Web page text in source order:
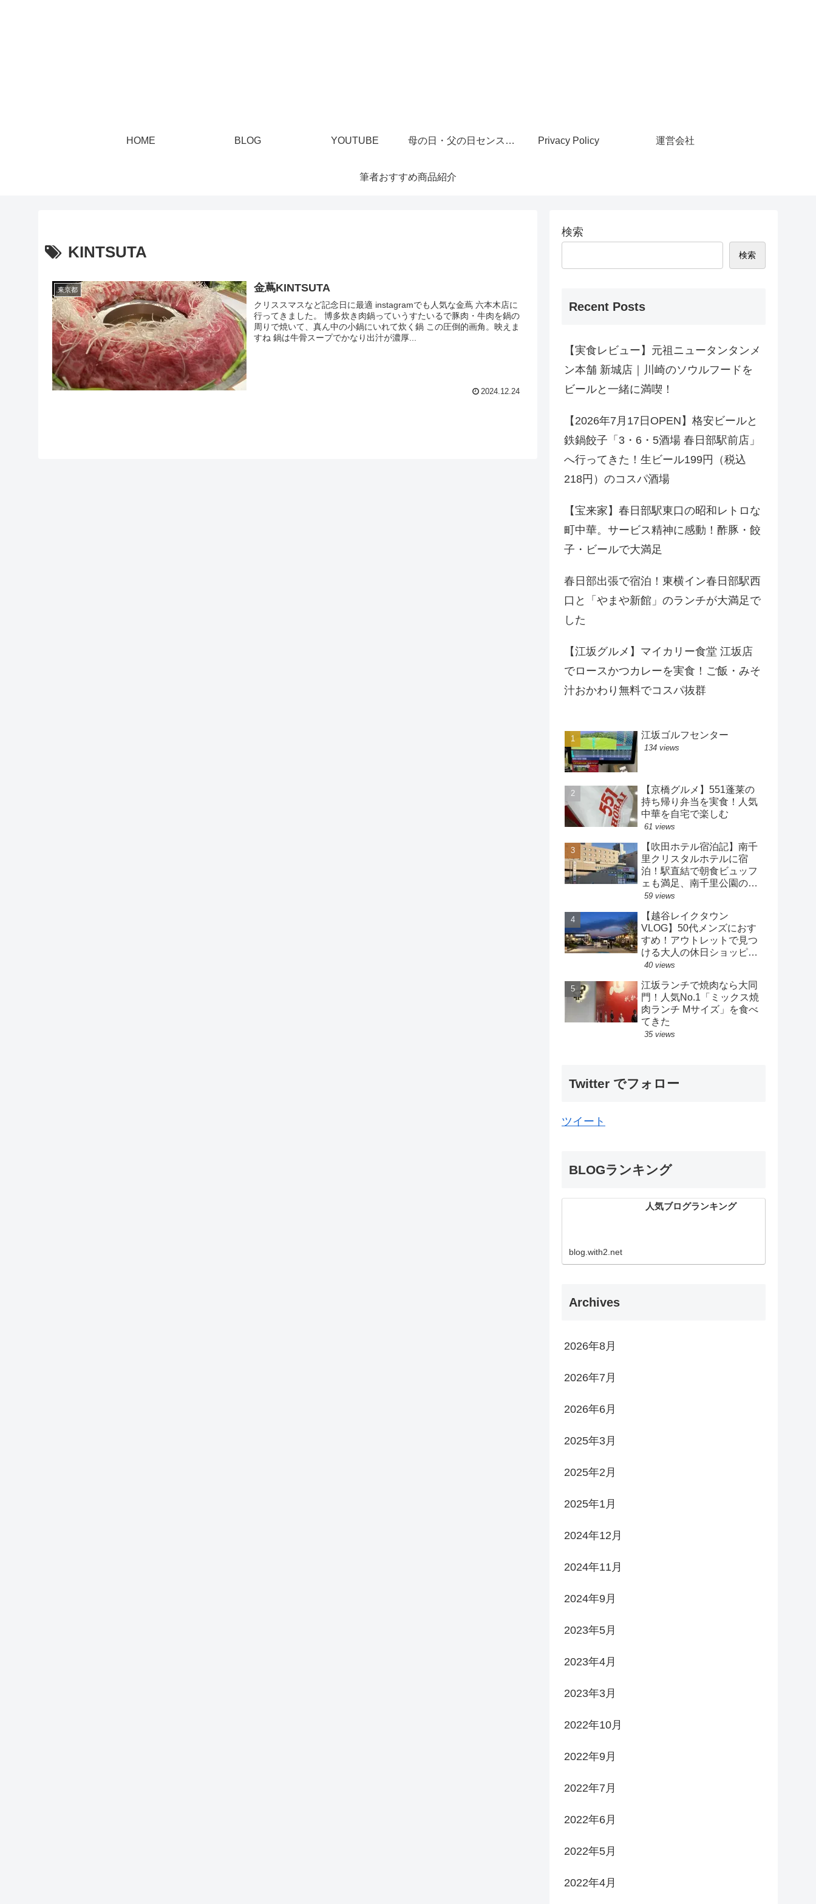
HOME BLOG YOUTUBE 母の日・父の日センスあるプレゼント Privacy Policy 運営会社
筆者おすすめ商品紹介
KINTSUTA
東京都 金蔦KINTSUTA
クリススマスなど記念日に最適 instagramでも人気な金蔦 六本木店に
行ってきました。 博多炊き肉鍋っていうすたいるで豚肉・牛肉を鍋の
周りで焼いて、真ん中の小鍋にいれて炊く鍋 この圧倒的画角。映えま
すね 鍋は牛骨スープでかなり出汁が濃厚...
2024.12.24
検索
検索
Recent Posts
【実食レビュー】元祖ニュータンタンメ
ン本舗 新城店｜川崎のソウルフードを
ビールと一緒に満喫！
【2026年7月17日OPEN】格安ビールと
鉄鍋餃子「3・6・5酒場 春日部駅前店」
へ行ってきた！生ビール199円（税込
218円）のコスパ酒場
【宝来家】春日部駅東口の昭和レトロな
町中華。サービス精神に感動！酢豚・餃
子・ビールで大満足
春日部出張で宿泊！東横イン春日部駅西
口と「やまや新館」のランチが大満足で
した
【江坂グルメ】マイカリー食堂 江坂店
でロースかつカレーを実食！ご飯・みそ
汁おかわり無料でコスパ抜群
江坂ゴルフセンター
134 views
【京橋グルメ】551蓬莱の
持ち帰り弁当を実食！人気
中華を自宅で楽しむ
61 views
【吹田ホテル宿泊記】南千
里クリスタルホテルに宿
泊！駅直結で朝食ビュッフ
ェも満足、南千里公園の散
策も楽しめるホテル
59 views
【越谷レイクタウン
VLOG】50代メンズにおす
すめ！アウトレットで見つ
ける大人の休日ショッピン
グ
40 views
江坂ランチで焼肉なら大同
門！人気No.1「ミックス焼
肉ランチ Mサイズ」を食べ
てきた
35 views
Twitter でフォロー
ツイート
BLOGランキング
人気ブログランキング
blog.with2.net
Archives
2026年8月
2026年7月
2026年6月
2025年3月
2025年2月
2025年1月
2024年12月
2024年11月
2024年9月
2023年5月
2023年4月
2023年3月
2022年10月
2022年9月
2022年7月
2022年6月
2022年5月
2022年4月